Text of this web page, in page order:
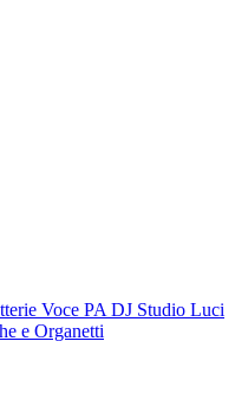
Voce PA DJ Studio Luci
e Organetti